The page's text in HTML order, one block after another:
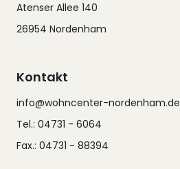
Atenser Allee 140
26954 Nordenham
Kontakt
info@wohncenter-nordenham.de
Tel.: 04731 - 6064
Fax.: 04731 - 88394